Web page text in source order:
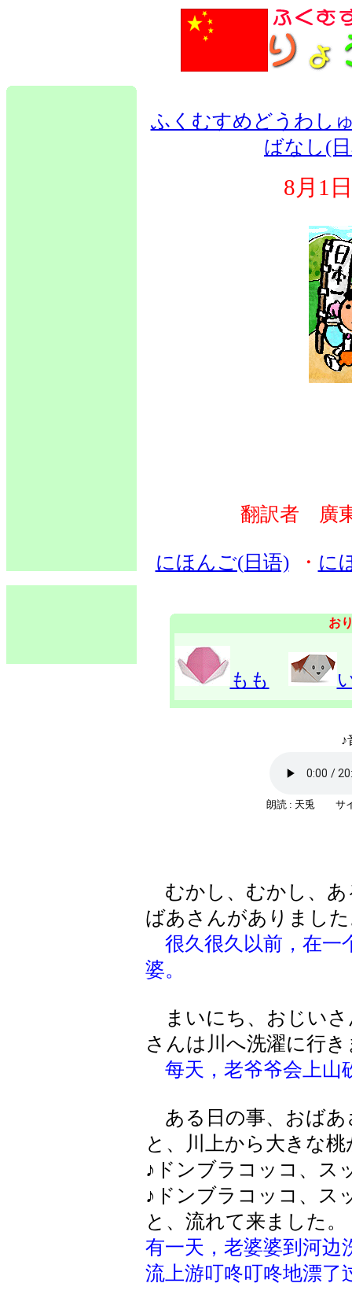
ふくむすめどうわし
ばなし(
8月1
翻訳者 廣
にほんご(日语)・ に
お
もも
♪
朗読 : 天兎 サ
むかし、むかし、あ
ばあさんがありまし
很久很久以前，在一
婆。
まいにち、おじいさ
さんは川へ洗濯に行
每天，老爷爷会上山
ある日の事、おばあ
と、川上から大きな
♪ドンブラコッコ、ス
♪ドンブラコッコ、ス
と、流れて来ました。
有一天，老婆婆到河边
流上游叮咚叮咚地漂了